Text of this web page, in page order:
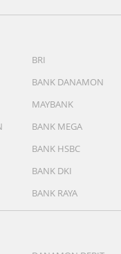
Pemakaian
Pemakaian kurang
BRI
BANK DANAMON
MAYBANK
BANK MEGA
BANK HSBC
BANK DKI
BANK RAYA